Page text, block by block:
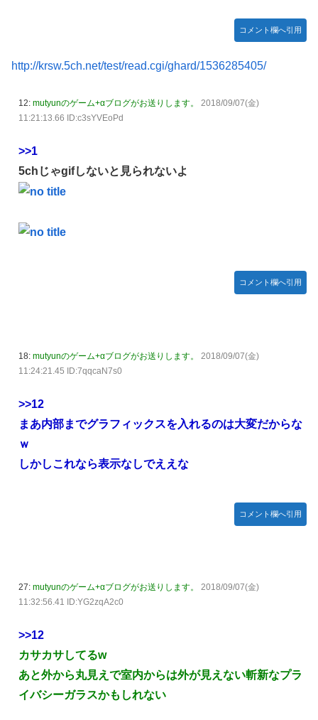
【画像】 キャミイの18万円の最新フィギュア、ガチで作り
私の彼に裏表がなさすぎる 第3話
堂ストアに登場してしまう……
「創刻のファイアホイール」+埋めネタ「ファイアホイール
【にじさんじ】委員長、Claude Codeまで手出してるん
か…『もう何でも作れそうやな』
た？」 第29話
鮮でたまらん」の声【画像】
【種運命】ネオが結局よく分からないまま新しい映画が終わ
った後ももやもやしてる
ンスタフォロワー初動が大して伸びないと思ってませんでし
【NMB48】坂下真心期待できそう
ハチワレ｣【乃木坂46】
コメント欄へ引用
http://krsw.5ch.net/test/read.cgi/ghard/1536285405/
12: mutyunのゲーム+αブログがお送りします。
2018/09/07(金)
11:21:13.66 ID:c3sYVEoPd
>>1
5chじゃgifしないと見られないよ
コメント欄へ引用
18: mutyunのゲーム+αブログがお送りします。
2018/09/07(金)
11:24:21.45 ID:7qqcaN7s0
>>12
まあ内部までグラフィックスを入れるのは大変だからな
ｗ
しかしこれなら表示なしでええな
コメント欄へ引用
27: mutyunのゲーム+αブログがお送りします。
2018/09/07(金)
11:32:56.41 ID:YG2zqA2c0
>>12
カサカサしてるw
あと外から丸見えで室内からは外が見えない斬新なプラ
イバシーガラスかもしれない